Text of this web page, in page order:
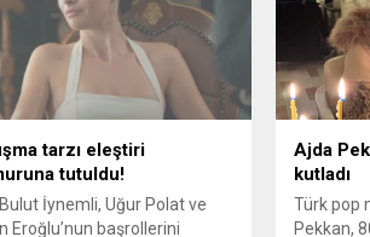
tarzı eleştiri
tutuldu!
İynemli, Uğur Polat ve
Eroğlu’nun başrollerini
Ajda
kutladı
Türk pop
Pekkan,